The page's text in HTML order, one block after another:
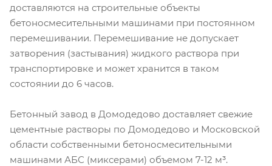
доставляются на строительные объекты
бетоносмесительными машинами при постоянном
перемешивании. Перемешивание не допускает
затворения (застывания) жидкого раствора при
транспортировке и может хранится в таком
состоянии до 6 часов.
Бетонный завод в Домодедово доставляет свежие
цементные растворы по Домодедово и Московской
области собственными бетоносмесительными
машинами АБС (миксерами) объемом 7-12 м³.